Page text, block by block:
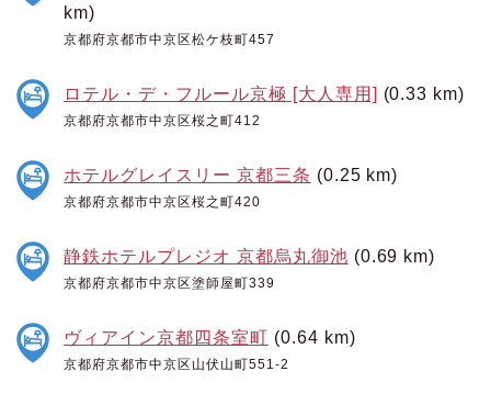
km)
京都府京都市中京区松ケ枝町457
ロテル・デ・フルール京極 [大人専用] (0.33 km)
京都府京都市中京区桜之町412
ホテルグレイスリー 京都三条 (0.25 km)
京都府京都市中京区桜之町420
静鉄ホテルプレジオ 京都烏丸御池 (0.69 km)
京都府京都市中京区塗師屋町339
ヴィアイン京都四条室町 (0.64 km)
京都府京都市中京区山伏山町551-2